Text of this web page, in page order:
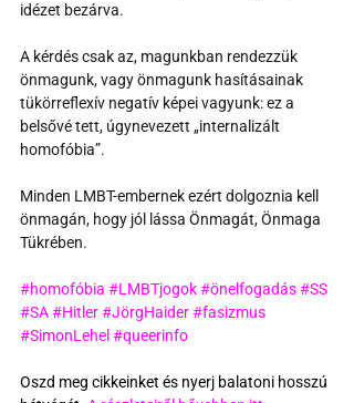
idézet bezárva.
A kérdés csak az, magunkban rendezzük
önmagunk, vagy önmagunk hasításainak
tükörreflexív negatív képei vagyunk: ez a
belsővé tett, úgynevezett „internalizált
homofóbia”.
Minden LMBT-embernek ezért dolgoznia kell
önmagán, hogy jól lássa Önmagát, Önmaga
Tükrében.
#homofóbia #LMBTjogok#önelfogadás#SS
#SA#Hitler#JörgHaider#fasizmus
#SimonLehel #queerinfo
Oszd meg cikkeinket és nyerj balatoni hosszú